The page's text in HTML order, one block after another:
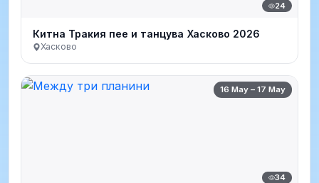
24
Китна Тракия пее и танцува Хасково 2026
Хасково
16 May – 17 May
34